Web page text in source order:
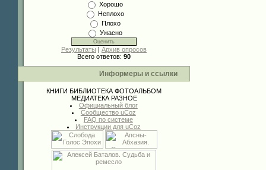
Хорошо
Неплохо
Плохо
Ужасно
Результаты | Архив опросов
Всего ответов: 90
Информеры и ссылки
КНИГИ БИБЛИОТЕКА ФОТОАЛЬБОМ
МЕДИАТЕКА РАЗНОЕ
Официальный блог
Сообщество uCoz
FAQ по системе
Инструкции для uCoz